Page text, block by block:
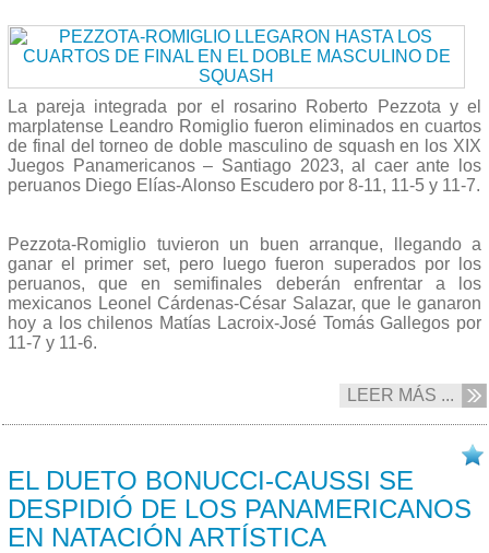
La pareja integrada por el rosarino Roberto Pezzota y el
marplatense Leandro Romiglio fueron eliminados en cuartos
de final del torneo de doble masculino de squash en los XIX
Juegos Panamericanos – Santiago 2023, al caer ante los
peruanos Diego Elías-Alonso Escudero por 8-11, 11-5 y 11-7.
Pezzota-Romiglio tuvieron un buen arranque, llegando a
ganar el primer set, pero luego fueron superados por los
peruanos, que en semifinales deberán enfrentar a los
mexicanos Leonel Cárdenas-César Salazar, que le ganaron
hoy a los chilenos Matías Lacroix-José Tomás Gallegos por
11-7 y 11-6.
LEER MÁS ...
EL DUETO BONUCCI-CAUSSI SE
DESPIDIÓ DE LOS PANAMERICANOS
EN NATACIÓN ARTÍSTICA